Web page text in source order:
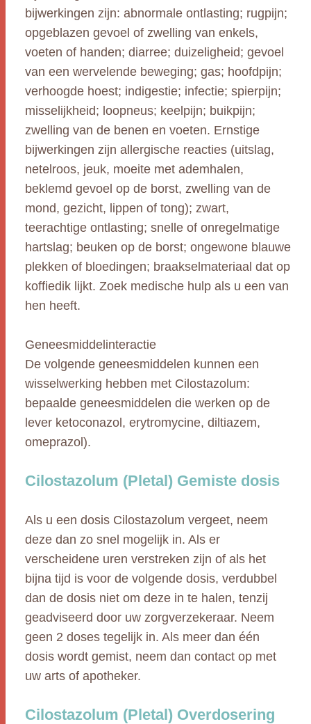
bijwerkingen zijn: abnormale ontlasting; rugpijn;
opgeblazen gevoel of zwelling van enkels,
voeten of handen; diarree; duizeligheid; gevoel
van een wervelende beweging; gas; hoofdpijn;
verhoogde hoest; indigestie; infectie; spierpijn;
misselijkheid; loopneus; keelpijn; buikpijn;
zwelling van de benen en voeten. Ernstige
bijwerkingen zijn allergische reacties (uitslag,
netelroos, jeuk, moeite met ademhalen,
beklemd gevoel op de borst, zwelling van de
mond, gezicht, lippen of tong); zwart,
teerachtige ontlasting; snelle of onregelmatige
hartslag; beuken op de borst; ongewone blauwe
plekken of bloedingen; braakselmateriaal dat op
koffiedik lijkt. Zoek medische hulp als u een van
hen heeft.
Geneesmiddelinteractie
De volgende geneesmiddelen kunnen een
wisselwerking hebben met Cilostazolum:
bepaalde geneesmiddelen die werken op de
lever ketoconazol, erytromycine, diltiazem,
omeprazol).
Cilostazolum (Pletal) Gemiste dosis
Als u een dosis Cilostazolum vergeet, neem
deze dan zo snel mogelijk in. Als er
verscheidene uren verstreken zijn of als het
bijna tijd is voor de volgende dosis, verdubbel
dan de dosis niet om deze in te halen, tenzij
geadviseerd door uw zorgverzekeraar. Neem
geen 2 doses tegelijk in. Als meer dan één
dosis wordt gemist, neem dan contact op met
uw arts of apotheker.
Cilostazolum (Pletal) Overdosering